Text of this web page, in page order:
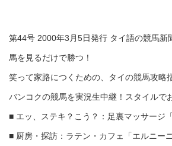
第44号 2000年3月5日発行 タイ語の競馬新
馬を見るだけで勝つ！
笑って家路につくための、タイの競馬攻略
バンコクの競馬を実況生中継！スタイルで
■ エッ、ステキ？こう？：足裏マッサージ
■ 厨房・探訪：ラテン・カフェ「エルニー